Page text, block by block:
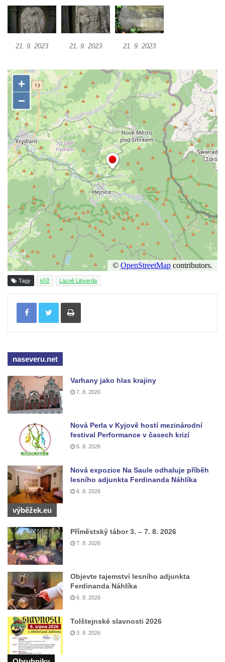
Maazův kříž na Kostelní stezce v
Mikulášovicích
Boží muka na Kostelní stezce v
Franzeho kříž u domu čp. 356 v
Mikulášovicích
Hammerberský kříž na křižovatce mezi
domy čp. 739 a 758 v Mikulášovicích
Kříž Johannese Herlta poblíž domu čp. 428
v Mikulášovicích
Drascheho kříž na zahradě domu čp. 915 v
Mikulášovicích
Hillův kříž u domu čp. 436 v Mikulášovicích
Hampelův kříž západně od dolního nádraží
v Mikulášovicích
Kříž před kostelem svatých Petra a Pavla v
Centrální kříž na starém hřbitově ve
Vilémově
Centrální kříž na novém hřbitově ve
Vilémově
Kříž u kostela Nanebevzetí Panny Marie na
křížové cestě ve Vilémově
Strání
Kříž u severní zdi kostela Nalezení svatého
Kříže ve Frýdlantu
Kříž na Křížové cestě na Křížovém vrchu ve
Centrální kříž hřbitova ve Sloupu v Čechách
Kříž u koryta náhonu na Chřibské Kamenici
Kříž na Strážném vrchu v Rumburku
Kříž poblíž Ovčího mostu u Tisové
Kříž u kaple svatých Cyrila a Metoděje v
Kunraticích u Šluknova
Kříž na zahradě u domu ev. č. 11 v
Kunraticích u Šluknova
Kříž naproti domu čp. 34 v Kunraticích u
Kříž u polní cesty mezi Šluknovem a
Knížecím
Rychnově u Jablonce nad Nisou
Boží muka Anděl strážce v Kostelní ulici v
Rychnově u Jablonce nad Nisou
21. 9. 2023 21. 9. 2023 21. 9. 2023
Tagy kříž Lázně Libverda
Tisknout
naseveru.net
Varhany jako hlas krajiny
7. 8. 2026
Nová Perla v Kyjově hostí mezinárodní
festival Performance v časech krizí
6. 8. 2026
Nová expozice Na Saule odhaluje příběh
lesního adjunkta Ferdinanda Náhlíka
6. 8. 2026
výběžek.eu
Příměstský tábor 3. – 7. 8. 2026
7. 8. 2026
Objevte tajemství lesního adjunkta
Ferdinanda Náhlíka
6. 8. 2026
Tolštejnské slavnosti 2026
3. 8. 2026